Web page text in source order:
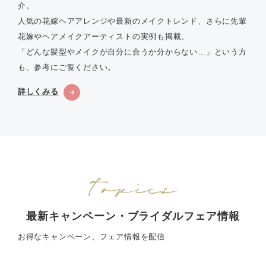
介。
人気の花嫁ヘアアレンジや最新のメイクトレンド、さらに先輩
花嫁やヘアメイクアーティストの実例も掲載。
「どんな髪型やメイクが自分に合うか分からない…」という方
も、参考にご覧ください。
詳しくみる
最新キャンペーン・ブライダルフェア情報
お得なキャンペーン、フェア情報を配信